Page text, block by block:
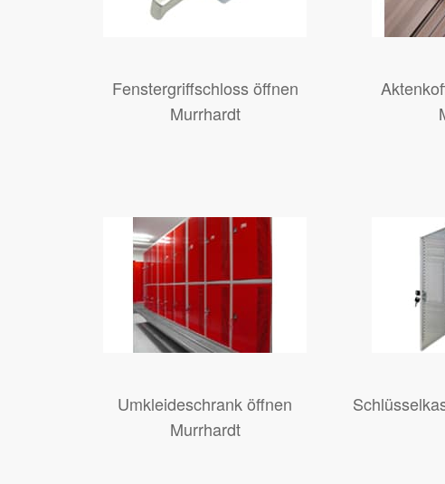
Fenstergriffschloss öffnen
Murrhardt
Umkleideschrank öffnen
Murrhardt